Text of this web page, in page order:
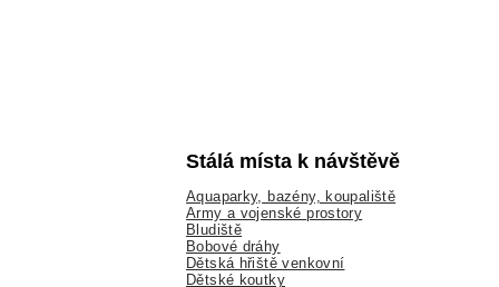
Stálá místa k návštěvě
Aquaparky, bazény, koupaliště
Army a vojenské prostory
Bludiště
Bobové dráhy
Dětská hřiště venkovní
Dětské koutky